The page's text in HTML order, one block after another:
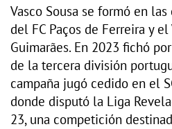
Vasco Sousa se formó en
del FC Paços de Ferreira y el
Guimarães. En 2023 fichó
de la tercera división
campaña jugó cedido en el
donde disputó la Liga
23, una competición